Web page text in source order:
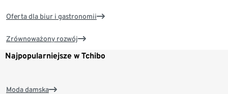
Oferta dla biur i gastronomii
Zrównoważony rozwój
Najpopularniejsze w Tchibo
Moda damska